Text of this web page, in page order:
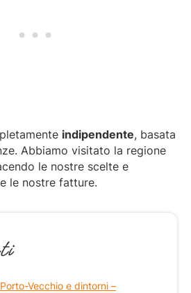
indipendente, basata
Abbiamo visitato la regione
le nostre scelte e
le nostre fatture.
Vecchio e dintorni –